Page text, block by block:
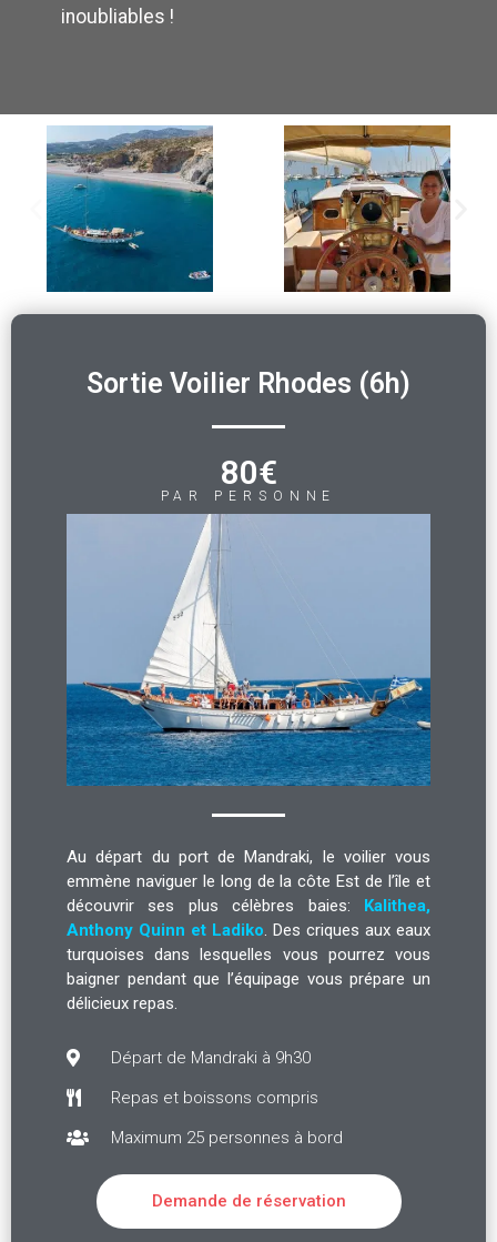
inoubliables !
Sortie Voilier Rhodes (6h)
80€
PAR PERSONNE
Au départ du port de Mandraki, le voilier vous
emmène naviguer le long de la côte Est de l’île et
découvrir ses plus célèbres baies: Kalithea,
Anthony Quinn et Ladiko. Des criques aux eaux
turquoises dans lesquelles vous pourrez vous
baigner pendant que l’équipage vous prépare un
délicieux repas.
Départ de Mandraki à 9h30
Repas et boissons compris
Maximum 25 personnes à bord
Demande de réservation